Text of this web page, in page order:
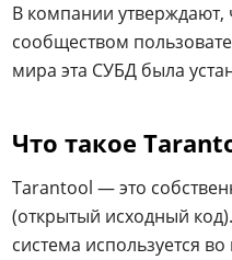
В компании утверждают,
сообществом
мира эта СУБД была
Что такое
Tarantool — это
(открытый исходный
система используется